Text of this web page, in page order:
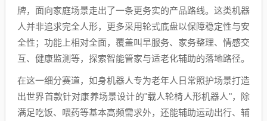
牌，面向家庭场景走出了一条更务实的产品路线。这类机器
人并非追求完全人形，更多采用轮式底盘以保障稳定性与安
全性；功能上相对全面，覆盖叫早服务、家务整理、情感交
互、健康监测等，探索智能管家与适老化辅助的落地路径。
在这一细分赛道，如身机器人专为老年人日常照护场景打造
出世界首款针对康养场景设计的"载人轮椅人形机器人"，除
满足吃饭、喂药等基本高频需求外，还能辅助运动出行、辅